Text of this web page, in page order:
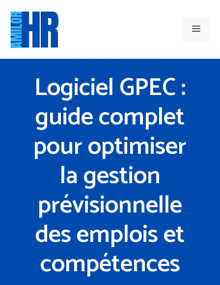
contenu
Menu
Logiciel GPEC :
guide complet
pour optimiser
la gestion
prévisionnelle
des emplois et
compétences